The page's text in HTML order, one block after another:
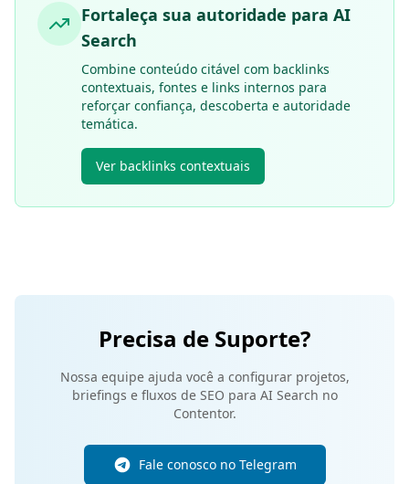
Fortaleça sua autoridade para AI
Search
Combine conteúdo citável com backlinks
contextuais, fontes e links internos para
reforçar confiança, descoberta e autoridade
temática.
Ver backlinks contextuais
Precisa de Suporte?
Nossa equipe ajuda você a configurar projetos,
briefings e fluxos de SEO para AI Search no
Contentor.
Fale conosco no Telegram